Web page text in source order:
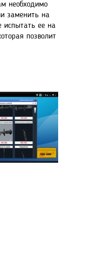
необходимо
заменить на
испытать ее на
позволит